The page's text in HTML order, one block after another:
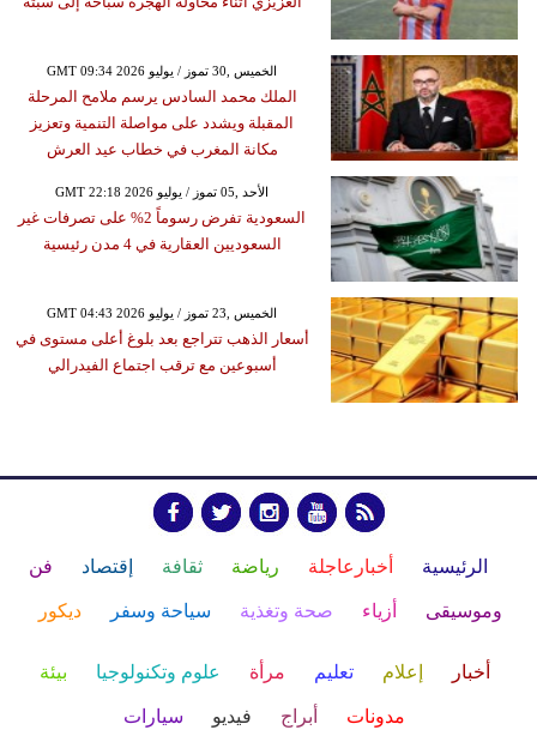
GMT 09:34 2026 الخميس ,30 تموز / يوليو
الملك محمد السادس يرسم ملامح المرحلة
المقبلة ويشدد على مواصلة التنمية وتعزيز
مكانة المغرب في خطاب عيد العرش
GMT 22:18 2026 الأحد ,05 تموز / يوليو
السعودية تفرض رسوماً 2% على تصرفات غير
السعوديين العقارية في 4 مدن رئيسية
GMT 04:43 2026 الخميس ,23 تموز / يوليو
أسعار الذهب تتراجع بعد بلوغ أعلى مستوى في
أسبوعين مع ترقب اجتماع الفيدرالي
الرئيسية أخبارعاجلة رياضة ثقافة إقتصاد فن
وموسيقى أزياء صحة وتغذية سياحة وسفر ديكور
أخبار إعلام تعليم مرأة علوم وتكنولوجيا بيئة
مدونات أبراج فيديو سيارات